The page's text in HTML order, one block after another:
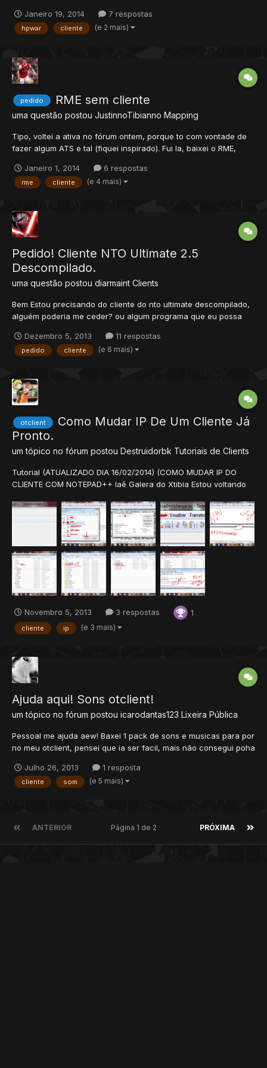
Janeiro 19, 2014
7 respostas
hpwar cliente (e 2 mais)
pedido RME sem cliente
uma questão postou JustinnoTibianno Mapping
Tipo, voltei a ativa no fórum ontem, porque to com vontade de
fazer algum ATS e tal (fiquei inspirado). Fui la, baixei o RME,
(porque eu não tava mais jogando). Daí eu falei "tudo bem eu
baixo os clientes no TibiaBR", porém só ta disponível o...
Janeiro 1, 2014 6 respostas
rme cliente (e 4 mais)
Pedido! Cliente NTO Ultimate 2.5
Descompilado.
uma questão postou diarmaint Clients
Bem Estou precisando do cliente do nto ultimate descompilado,
alguém poderia me ceder? ou algum programa que eu possa
Dezembro 5, 2013
11 respostas
pedido cliente (e 6 mais)
otclient
Como Mudar IP De Um Cliente Já
Pronto.
um tópico no fórum postou Destruidorbk Tutoriais de Clients
Tutorial (ATUALIZADO DIA 16/02/2014) (COMO MUDAR IP DO
CLIENTE COM NOTEPAD++ Iaê Galera do Xtibia Estou voltando
Cliente Já pronto ( onde você vai colocar o seu ) >Vamos La
Novembro 5, 2013 3 respostas 1
cliente ip (e 3 mais)
Ajuda aqui! Sons otclient!
um tópico no fórum postou icarodantas123 Lixeira Pública
Pessoal me ajuda aew! Baxei 1 pack de sons e musicas para por
no meu otclient, pensei que ia ser facil, mais não consegui poha
eu queria era que quando magias forem soltadas, algum som
personalizado sairia... Tem como? Ou se não pelomenos c...
Julho 26, 2013 1 resposta
cliente som (e 5 mais)
ANTERIOR PRÓXIMA
Página 1 de 2